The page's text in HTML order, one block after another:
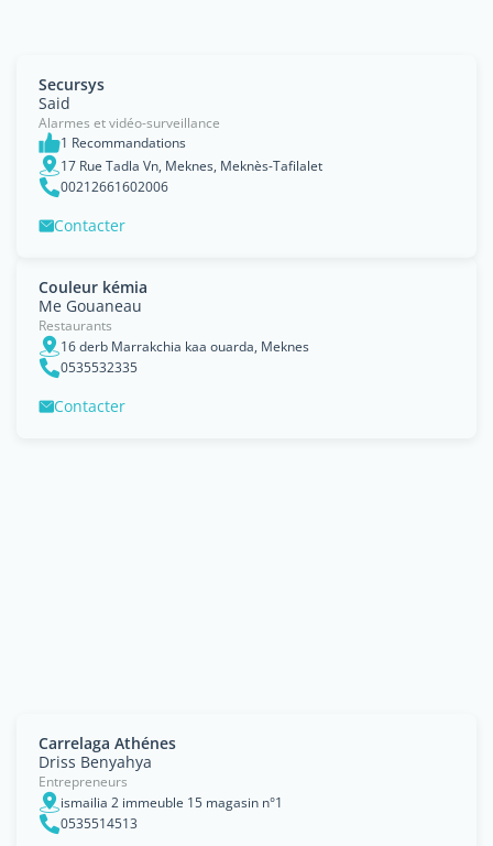
Secursys
Said
Alarmes et vidéo-surveillance
1 Recommandations
17 Rue Tadla Vn, Meknes, Meknès-Tafilalet
00212661602006
Contacter
Couleur kémia
Me Gouaneau
Restaurants
16 derb Marrakchia kaa ouarda, Meknes
0535532335
Contacter
Carrelaga Athénes
Driss Benyahya
Entrepreneurs
ismailia 2 immeuble 15 magasin n°1
0535514513